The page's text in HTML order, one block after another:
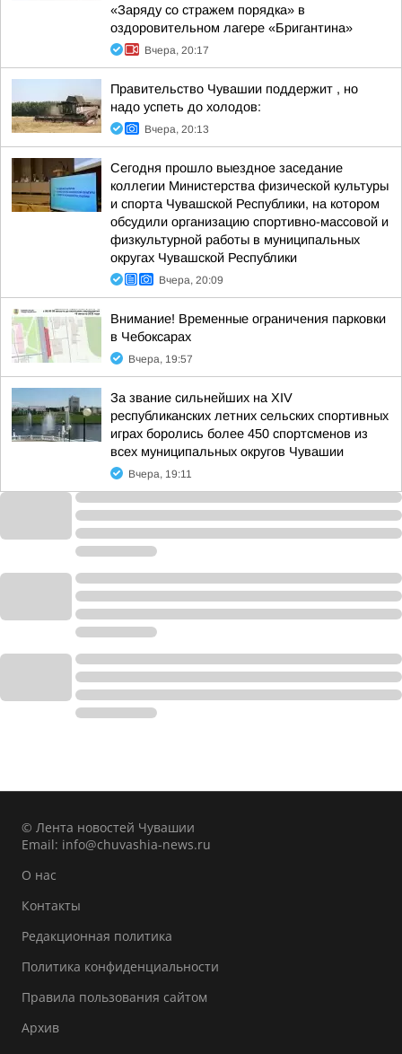
«Заряду со стражем порядка» в
оздоровительном лагере «Бригантина»
Вчера, 20:17
Правительство Чувашии поддержит , но
надо успеть до холодов:
Вчера, 20:13
Сегодня прошло выездное заседание
коллегии Министерства физической культуры
и спорта Чувашской Республики, на котором
обсудили организацию спортивно-массовой и
физкультурной работы в муниципальных
округах Чувашской Республики
Вчера, 20:09
Внимание! Временные ограничения парковки
в Чебоксарах
Вчера, 19:57
За звание сильнейших на XIV
республиканских летних сельских спортивных
играх боролись более 450 спортсменов из
всех муниципальных округов Чувашии
Вчера, 19:11
© Лента новостей Чувашии
Email: info@chuvashia-news.ru
О нас
Контакты
Редакционная политика
Политика конфиденциальности
Правила пользования сайтом
Архив